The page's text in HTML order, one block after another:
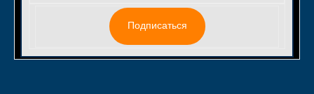
Подписаться